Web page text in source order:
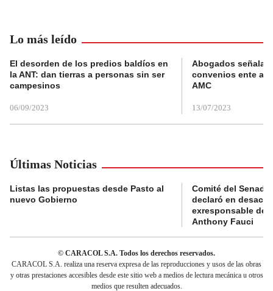
Lo más leído
El desorden de los predios baldíos en
la ANT: dan tierras a personas sin ser
campesinos
06/09/2023
Abogados
convenios ente
AMC
13/07/2023
Últimas Noticias
Listas las propuestas desde Pasto al
nuevo Gobierno
Comité del Senado
declaró en
exresponsable de
Anthony Fauci
© CARACOL S.A. Todos los derechos reservados.
CARACOL S.A. realiza una reserva expresa de las reproducciones y usos de las obras
y otras prestaciones accesibles desde este sitio web a medios de lectura mecánica u otros
medios que resulten adecuados.